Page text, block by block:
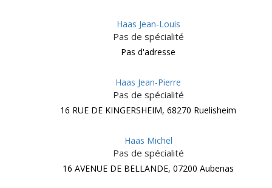
Haas Jean-Louis
Pas de spécialité
Pas d'adresse
Haas Jean-Pierre
Pas de spécialité
16 RUE DE KINGERSHEIM, 68270 Ruelisheim
Haas Michel
Pas de spécialité
16 AVENUE DE BELLANDE, 07200 Aubenas